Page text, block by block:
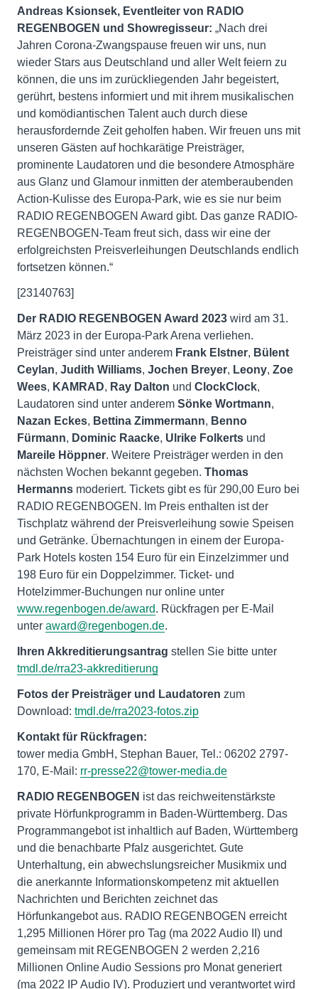
Andreas Ksionsek, Eventleiter von RADIO
REGENBOGEN und Showregisseur: „Nach drei
Jahren Corona-Zwangspause freuen wir uns, nun
wieder Stars aus Deutschland und aller Welt feiern zu
können, die uns im zurückliegenden Jahr begeistert,
gerührt, bestens informiert und mit ihrem musikalischen
und komödiantischen Talent auch durch diese
herausfordernde Zeit geholfen haben. Wir freuen uns mit
unseren Gästen auf hochkarätige Preisträger,
prominente Laudatoren und die besondere Atmosphäre
aus Glanz und Glamour inmitten der atemberaubenden
Action-Kulisse des Europa-Park, wie es sie nur beim
RADIO REGENBOGEN Award gibt. Das ganze RADIO-
REGENBOGEN-Team freut sich, dass wir eine der
erfolgreichsten Preisverleihungen Deutschlands endlich
fortsetzen können.“
[23140763]
Der RADIO REGENBOGEN Award 2023 wird am 31.
März 2023 in der Europa-Park Arena verliehen.
Preisträger sind unter anderem Frank Elstner, Bülent
Ceylan, Judith Williams, Jochen Breyer, Leony, Zoe
Wees, KAMRAD, Ray Dalton und ClockClock,
Laudatoren sind unter anderem Sönke Wortmann,
Nazan Eckes, Bettina Zimmermann, Benno
Fürmann, Dominic Raacke, Ulrike Folkerts und
Mareile Höppner. Weitere Preisträger werden in den
nächsten Wochen bekannt gegeben. Thomas
Hermanns moderiert. Tickets gibt es für 290,00 Euro bei
RADIO REGENBOGEN. Im Preis enthalten ist der
Tischplatz während der Preisverleihung sowie Speisen
und Getränke. Übernachtungen in einem der Europa-
Park Hotels kosten 154 Euro für ein Einzelzimmer und
198 Euro für ein Doppelzimmer. Ticket- und
Hotelzimmer-Buchungen nur online unter
www.regenbogen.de/award. Rückfragen per E-Mail
unter award@regenbogen.de.
Ihren Akkreditierungsantrag stellen Sie bitte unter
tmdl.de/rra23-akkreditierung
Fotos der Preisträger und Laudatoren zum
Download: tmdl.de/rra2023-fotos.zip
tower media GmbH, Stephan Bauer, Tel.: 06202 2797-
170, E-Mail: rr-presse22@tower-media.de
RADIO REGENBOGEN ist das reichweitenstärkste
private Hörfunkprogramm in Baden-Württemberg. Das
Programmangebot ist inhaltlich auf Baden, Württemberg
und die benachbarte Pfalz ausgerichtet. Gute
Unterhaltung, ein abwechslungsreicher Musikmix und
die anerkannte Informationskompetenz mit aktuellen
Nachrichten und Berichten zeichnet das
Hörfunkangebot aus. RADIO REGENBOGEN erreicht
1,295 Millionen Hörer pro Tag (ma 2022 Audio II) und
gemeinsam mit REGENBOGEN 2 werden 2,216
Millionen Online Audio Sessions pro Monat generiert
(ma 2022 IP Audio IV). Produziert und verantwortet wird